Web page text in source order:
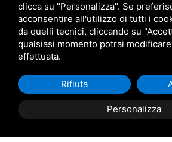
Prenotaora
info@marinocacciatori.it
Via Giacomo
304 45018 - Porto
(RO)
clicca su "Personalizza". Se
acconsentire all'utilizzo di tutti i
da quelli tecnici, cliccando su
qualsiasi momento potrai
effettuata.
Personalizza
Rifiuta